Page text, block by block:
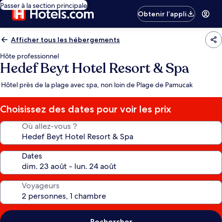
Passer à la section principale
Obtenir l’appli
Afficher tous les hébergements
Hôte professionnel
Hedef Beyt Hotel Resort & Spa
Hôtel près de la plage avec spa, non loin de Plage de Pamucak
Choisissez des dates pour voir les prix
Où allez-vous ?
Dates
Voyageurs